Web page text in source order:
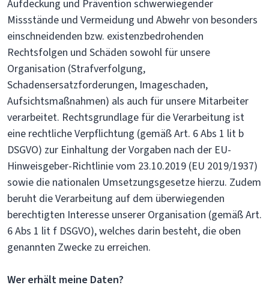
Aufdeckung und Prävention schwerwiegender
Missstände und Vermeidung und Abwehr von besonders
einschneidenden bzw. existenzbedrohenden
Rechtsfolgen und Schäden sowohl für unsere
Organisation (Strafverfolgung,
Schadensersatzforderungen, Imageschaden,
Aufsichtsmaßnahmen) als auch für unsere Mitarbeiter
verarbeitet. Rechtsgrundlage für die Verarbeitung ist
eine rechtliche Verpflichtung (gemäß Art. 6 Abs 1 lit b
DSGVO) zur Einhaltung der Vorgaben nach der EU-
Hinweisgeber-Richtlinie vom 23.10.2019 (EU 2019/1937)
sowie die nationalen Umsetzungsgesetze hierzu. Zudem
beruht die Verarbeitung auf dem überwiegenden
berechtigten Interesse unserer Organisation (gemäß Art.
6 Abs 1 lit f DSGVO), welches darin besteht, die oben
genannten Zwecke zu erreichen.
Wer erhält meine Daten?